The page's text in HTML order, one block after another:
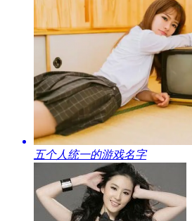
​五个人统一的游戏名字